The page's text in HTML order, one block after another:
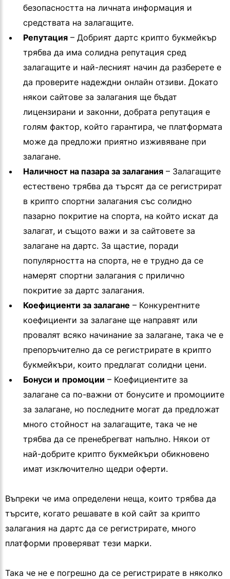
безопасността на личната информация и
средствата на залагащите.
Репутация – Добрият дартс крипто букмейкър
трябва да има солидна репутация сред
залагащите и най-лесният начин да разберете е
да проверите надеждни онлайн отзиви. Докато
някои сайтове за залагания ще бъдат
лицензирани и законни, добрата репутация е
голям фактор, който гарантира, че платформата
може да предложи приятно изживяване при
залагане.
Наличност на пазара за залагания – Залагащите
естествено трябва да търсят да се регистрират
в крипто спортни залагания със солидно
пазарно покритие на спорта, на който искат да
залагат, и същото важи и за сайтовете за
залагане на дартс. За щастие, поради
популярността на спорта, не е трудно да се
намерят спортни залагания с прилично
покритие за дартс залагания.
Коефициенти за залагане – Конкурентните
коефициенти за залагане ще направят или
провалят всяко начинание за залагане, така че е
препоръчително да се регистрирате в крипто
букмейкъри, които предлагат солидни цени.
Бонуси и промоции – Коефициентите за
залагане са по-важни от бонусите и промоциите
за залагане, но последните могат да предложат
много стойност на залагащите, така че не
трябва да се пренебрегват напълно. Някои от
най-добрите крипто букмейкъри обикновено
имат изключително щедри оферти.
Въпреки че има определени неща, които трябва да
търсите, когато решавате в кой сайт за крипто
залагания на дартс да се регистрирате, много
платформи проверяват тези марки.
Така че не е погрешно да се регистрирате в няколко